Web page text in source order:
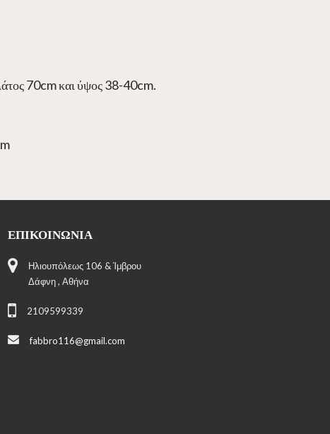
70cm και ύψος 38-40cm.
ΕΠΙΚΟΙΝΩΝΊΑ
Ηλιουπόλεως 106 & Ίμβρου
Δάφνη , Αθήνα
2109599339
fabbro116@gmail.com